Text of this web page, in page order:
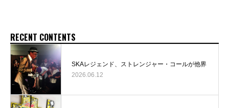
RECENT CONTENTS
SKAレジェンド、ストレンジャー・コールが他界
2026.06.12